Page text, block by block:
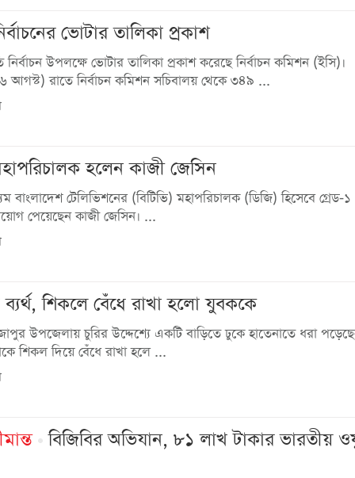
ভোটার তালিকা প্রকাশ
নির্বাচন উপলক্ষে ভোটার তালিকা প্রকাশ করেছে নির্বাচন কমিশন (ইসি)।
আগস্ট) রাতে নির্বাচন কমিশন সচিবালয় থেকে ৩৪৯ ...
হলেন কাজী জেসিন
বাংলাদেশ টেলিভিশনের (বিটিভি) মহাপরিচালক (ডিজি) হিসেবে গ্রেড-
পেয়েছেন কাজী জেসিন। ...
ব্যর্থ, শিকলে বেঁধে রাখা হলো যুবককে
উপজেলায় চুরির উদ্দেশ্যে একটি বাড়িতে ঢুকে হাতেনাতে ধরা
শিকল দিয়ে বেঁধে রাখা হলে ...
বিজিবির অভিযান, ৮১ লাখ টাকার ভারতীয়